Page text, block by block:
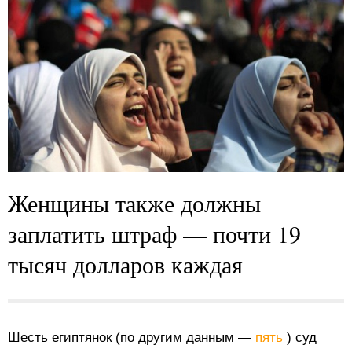
Женщины также должны
заплатить штраф — почти 19
тысяч долларов каждая
Шесть египтянок (по другим данным — пять ) суд